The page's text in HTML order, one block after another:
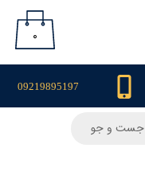
09219895197
۰
جست و جو